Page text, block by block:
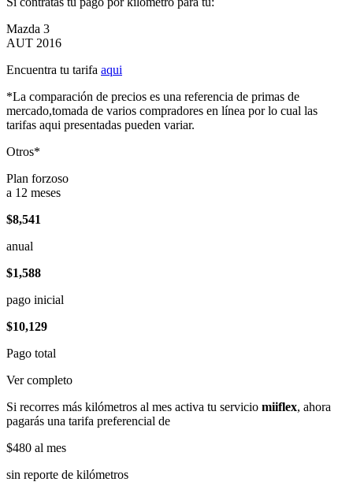
Mazda 3
AUT 2016
Encuentra tu tarifa aqui
*La comparación de precios es una referencia de primas de
mercado,tomada de varios compradores en línea por lo cual las
tarifas aqui presentadas pueden variar.
Otros*
Plan forzoso
a 12 meses
$8,541
anual
$1,588
pago inicial
$10,129
Pago total
Ver completo
Si recorres más kilómetros al mes activa tu servicio miiflex, ahora
pagarás una tarifa preferencial de
$480 al mes
sin reporte de kilómetros